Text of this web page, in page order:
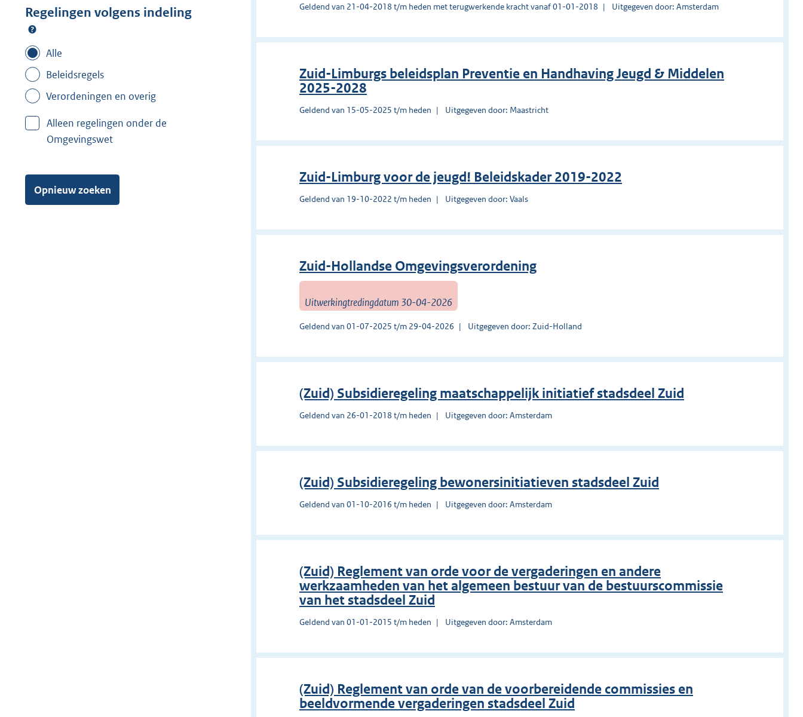
Regelingen volgens indeling
Alle
Beleidsregels
Verordeningen en overig
Alleen regelingen onder de
Omgevingswet
Opnieuw zoeken
Geldend van 21-04-2018 t/m heden met terugwerkende kracht vanaf 01-01-2018 Uitgegeven door: Amsterdam
Zuid-Limburgs beleidsplan Preventie en Handhaving Jeugd & Middelen
2025-2028
Geldend van 15-05-2025 t/m heden Uitgegeven door: Maastricht
Zuid-Limburg voor de jeugd! Beleidskader 2019-2022
Geldend van 19-10-2022 t/m heden Uitgegeven door: Vaals
Zuid-Hollandse Omgevingsverordening
Uitwerkingtredingdatum 30-04-2026
Geldend van 01-07-2025 t/m 29-04-2026 Uitgegeven door: Zuid-Holland
(Zuid) Subsidieregeling maatschappelijk initiatief stadsdeel Zuid
Geldend van 26-01-2018 t/m heden Uitgegeven door: Amsterdam
(Zuid) Subsidieregeling bewonersinitiatieven stadsdeel Zuid
Geldend van 01-10-2016 t/m heden Uitgegeven door: Amsterdam
(Zuid) Reglement van orde voor de vergaderingen en andere
werkzaamheden van het algemeen bestuur van de bestuurscommissie
van het stadsdeel Zuid
Geldend van 01-01-2015 t/m heden Uitgegeven door: Amsterdam
(Zuid) Reglement van orde van de voorbereidende commissies en
beeldvormende vergaderingen stadsdeel Zuid